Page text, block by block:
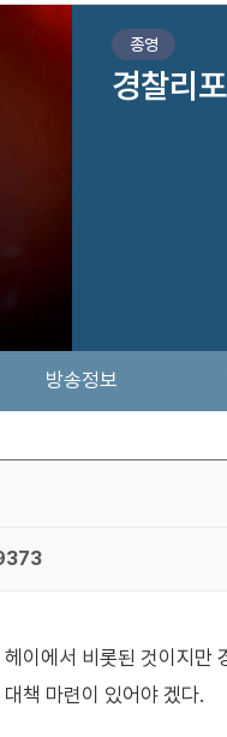
종영
경찰리
방송정보
이에서 비롯된 것이지만
책 마련이 있어야 겠다.